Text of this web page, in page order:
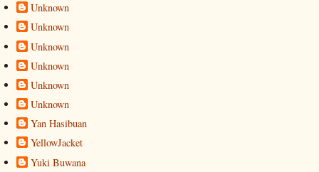
Unknown
Unknown
Unknown
Unknown
Unknown
Unknown
Yan Hasibuan
YellowJacket
Yuki Buwana